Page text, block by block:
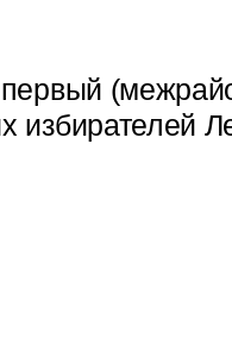
избирателей